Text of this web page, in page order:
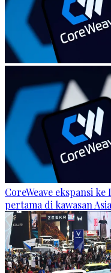
CoreWeave ekspansi
pertama di kawasan